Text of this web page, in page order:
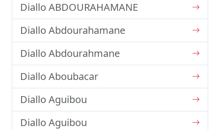
Diallo ABDOURAHAMANE
Diallo Abdourahamane
Diallo Abdourahmane
Diallo Aboubacar
Diallo Aguibou
Diallo Aguibou